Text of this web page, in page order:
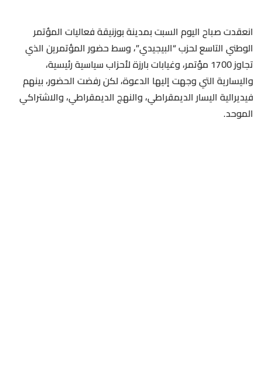
انعقدت صباح اليوم السبت بمدينة بوزنيقة فعاليات المؤتمر
الوطني التاسع لحزب “البيجيدي”، وسط حضور المؤتمرين الذي
تجاوز 1700 مؤتمر، وغيابات بارزة لأحزاب سياسية رئيسية،
واليسارية التي وجهت إليها الدعوة، لكن رفضت الحضور، بينهم
فيديرالية اليسار الديمقراطي، والنهج الديمقراطي، والاشتراكي
الموحد.